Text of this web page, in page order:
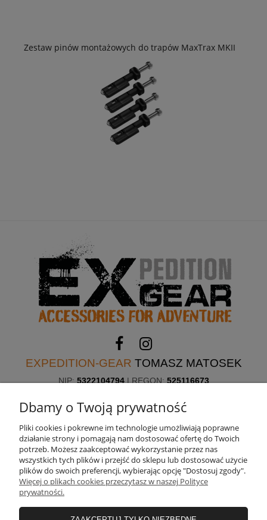
Zestaw pinów montażowych do trapów MaxTrax MKII
EXPEDITION-GEAR TOMASZ MATOSEK
NIP: 5322104794| REGON: 525116673
Potrzebujesz pomocy? Zadzwoń!
+48 660 611 422
O NAS
INFORMACJE
Dbamy o Twoją prywatność
Pliki cookies i pokrewne im technologie umożliwiają poprawne
działanie strony i pomagają nam dostosować ofertę do Twoich
potrzeb. Możesz zaakceptować wykorzystanie przez nas
wszystkich tych plików i przejść do sklepu lub dostosować użycie
plików do swoich preferencji, wybierając opcję "Dostosuj zgody".
Więcej o plikach cookies przeczytasz w naszej Polityce
prywatności.